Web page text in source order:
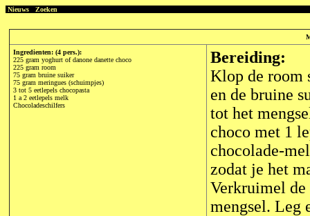
Nieuws Zoeken
Ingredienten: (4 pers.):
225 gram yoghurt of danone danette choco
225 gram room
75 gram bruine suiker
75 gram meringues (schuimpjes)
3 tot 5 eetlepels chocopasta
1 a 2 eetlepels melk
Chocoladeschilfers
Bereiding:
Klop de room
en de bruine
tot het
choco met 1
chocolade-
zodat je het
Verkruimel de
mengsel. Leg